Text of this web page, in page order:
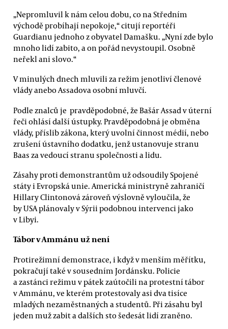
„Nepromluvil k nám celou dobu, co na Středním
východě probíhají nepokoje,“ citují reportéři
Guardianu jednoho z obyvatel Damašku. „Nyní zde bylo
mnoho lidí zabito, a on pořád nevystoupil. Osobně
neřekl ani slovo.“
V minulých dnech mluvili za režim jenotliví členové
vlády anebo Assadova osobní mluvčí.
Podle znalců je pravděpodobné, že Bašár Assad v úterní
řeči ohlásí další ústupky. Pravděpodobná je obměna
vlády, příslib zákona, který uvolní činnost médií, nebo
zrušení ústavního dodatku, jenž ustanovuje stranu
Baas za vedoucí stranu společnosti a lidu.
Zásahy proti demonstrantům už odsoudily Spojené
státy i Evropská unie. Americká ministryně zahraničí
Hillary Clintonová zároveň výslovně vyloučila, že
by USA plánovaly v Sýrii podobnou intervenci jako
v Libyi.
Tábor v Ammánu už není
Protirežimní demonstrace, i když v menším měřítku,
pokračují také v sousedním Jordánsku. Policie
a zastánci režimu v pátek zaútočili na protestní tábor
v Ammánu, ve kterém protestovaly asi dva tisíce
mladých nezaměstnaných a studentů. Při zásahu byl
jeden muž zabit a dalších sto šedesát lidí zraněno.